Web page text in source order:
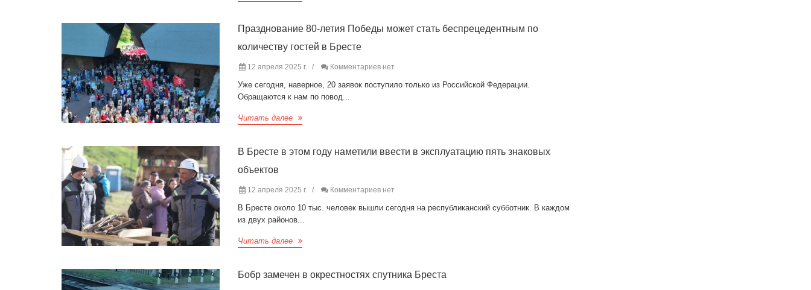
Празднование 80-летия Победы может стать беспрецедентным по
количеству гостей в Бресте
12 апреля 2025 г. Комментариев нет
Уже сегодня, наверное, 20 заявок поступило только из Российской Федерации.
Обращаются к нам по повод...
Читать далее
В Бресте в этом году наметили ввести в эксплуатацию пять знаковых
объектов
12 апреля 2025 г. Комментариев нет
В Бресте около 10 тыс. человек вышли сегодня на республиканский субботник. В каждом
из двух районов...
Читать далее
Бобр замечен в окрестностях спутника Бреста